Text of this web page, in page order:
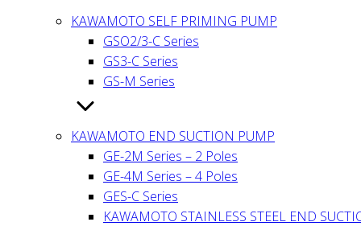
KAWAMOTO SELF PRIMING PUMP
GSO2/3-C Series
GS3-C Series
GS-M Series
KAWAMOTO END SUCTION PUMP
GE-2M Series – 2 Poles
GE-4M Series – 4 Poles
GES-C Series
KAWAMOTO STAINLESS STEEL END